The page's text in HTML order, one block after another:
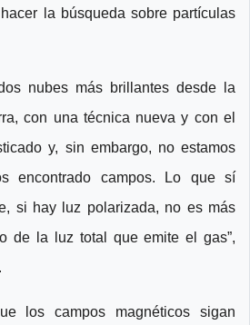
la búsqueda sobre partículas
nubes más brillantes desde la
con una técnica nueva y con el
y, sin embargo, no estamos
encontrado campos. Lo que sí
si hay luz polarizada, no es más
de la luz total que emite el gas”,
los campos magnéticos sigan